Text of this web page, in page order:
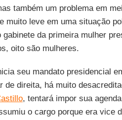
também um problema em
muito leve em uma situação
gabinete da primeira mulher
oito são mulheres.
seu mandato presidencial
de direita, há muito
, tentará impor sua
o cargo porque era vice